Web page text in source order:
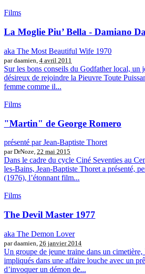
Films
La Moglie Piu’ Bella - Damiano
aka The Most Beautiful Wife 1970
par daamien, 4 avril 2011
Sur les bons conseils du Godfather local, un
désireux de rejoindre la Pieuvre Toute
femme comme il...
Films
"Martin" de George Romero
présenté par Jean-Baptiste Thoret
par DrNoze, 22 mai 2015
Dans le cadre du cycle Ciné Seventies au
les-Bains, Jean-Baptiste Thoret a présenté,
(1976), l’étonnant film...
Films
The Devil Master 1977
aka The Demon Lover
par daamien, 26 janvier 2014
Un groupe de jeune traine dans un
impliqués dans une affaire louche avec un
d’invoquer un démon de...